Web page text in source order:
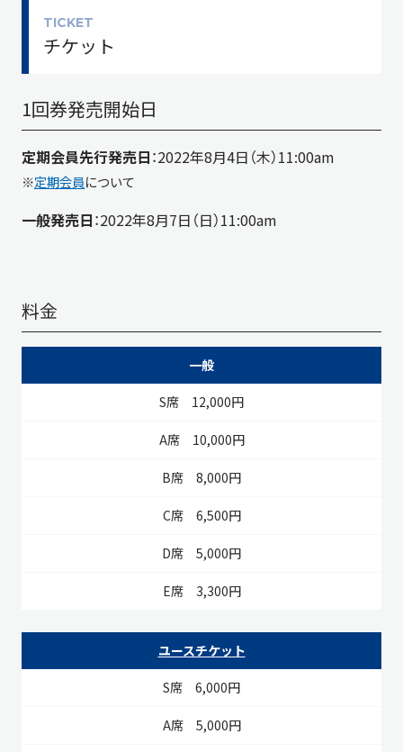
TICKET
チケット
1回券発売開始日
定期会員先行発売日：2022年8月4日（木）11:00am
※定期会員について
一般発売日：2022年8月7日（日）11:00am
料金
B席
一般
12,000円
10,000円
8,000円
6,500円
5,000円
3,300円
ユースチケット
6,000円
5,000円